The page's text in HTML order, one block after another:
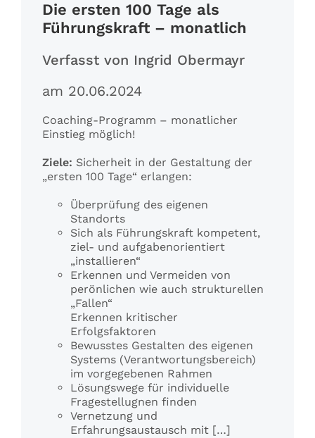
Die ersten 100 Tage als
Führungskraft – monatlich
Verfasst von Ingrid Obermayr
am 20.06.2024
Coaching-Programm – monatlicher
Einstieg möglich!
Ziele: Sicherheit in der Gestaltung der
„ersten 100 Tage“ erlangen:
Überprüfung des eigenen
Standorts
Sich als Führungskraft kompetent,
ziel- und aufgabenorientiert
„installieren“
Erkennen und Vermeiden von
perönlichen wie auch strukturellen
„Fallen“
Erkennen kritischer
Erfolgsfaktoren
Bewusstes Gestalten des eigenen
Systems (Verantwortungsbereich)
im vorgegebenen Rahmen
Lösungswege für individuelle
Fragestellugnen finden
Vernetzung und
Erfahrungsaustausch mit […]